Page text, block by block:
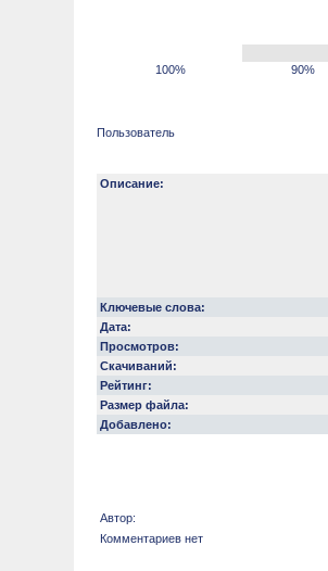
100% 90%
Пользователь
Описание:
Ключевые слова:
Дата:
Просмотров:
Скачиваний:
Рейтинг:
Размер файла:
Добавлено:
Автор:
Комментариев нет